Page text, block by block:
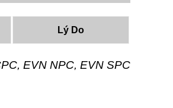
Lý Do
EVN NPC, EVN SPC